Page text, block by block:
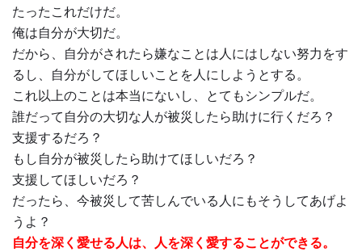
たったこれだけだ。
俺は自分が大切だ。
だから、自分がされたら嫌なことは人にはしない努力をす
るし、自分がしてほしいことを人にしようとする。
これ以上のことは本当にないし、とてもシンプルだ。
誰だって自分の大切な人が被災したら助けに行くだろ？
支援するだろ？
もし自分が被災したら助けてほしいだろ？
支援してほしいだろ？
だったら、今被災して苦しんでいる人にもそうしてあげよ
うよ？
自分を深く愛せる人は、人を深く愛することができる。